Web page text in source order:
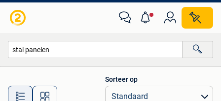
Alle afstanden…
Sorteer op